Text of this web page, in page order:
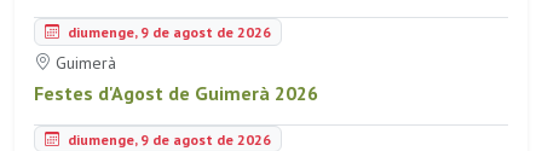
diumenge, 9 de agost de 2026
Guimerà
Festes d'Agost de Guimerà 2026
diumenge, 9 de agost de 2026